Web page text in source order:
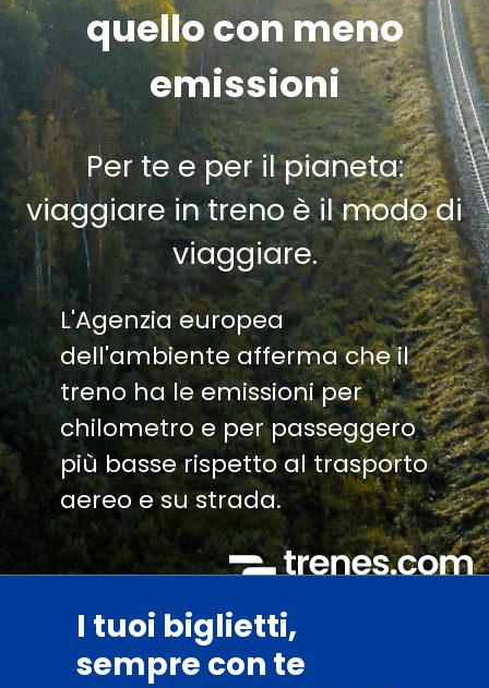
quello con meno
emissioni
Per te e per il pianeta:
viaggiare in treno è il modo di
viaggiare.
L'Agenzia europea
dell'ambiente afferma che il
treno ha le emissioni per
chilometro e per passeggero
più basse rispetto al trasporto
aereo e su strada.
I tuoi biglietti,
sempre con te